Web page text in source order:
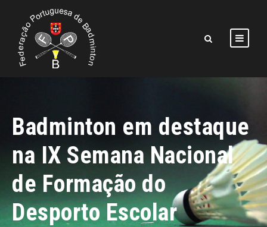
Badminton em destaque
na IX Semana Nacional
de Formação do
Desporto Escolar